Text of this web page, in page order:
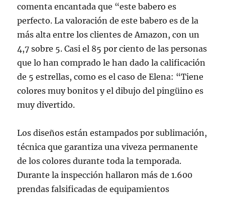
comenta encantada que “este babero es
perfecto. La valoración de este babero es de la
más alta entre los clientes de Amazon, con un
4,7 sobre 5. Casi el 85 por ciento de las personas
que lo han comprado le han dado la calificación
de 5 estrellas, como es el caso de Elena: “Tiene
colores muy bonitos y el dibujo del pingüino es
muy divertido.
Los diseños están estampados por sublimación,
técnica que garantiza una viveza permanente
de los colores durante toda la temporada.
Durante la inspección hallaron más de 1.600
prendas falsificadas de equipamientos